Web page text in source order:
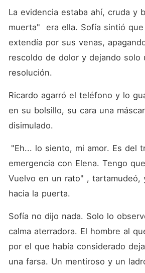
La evidencia estaba ahí, cruda y
muerta"  era ella. Sofía sintió
extendía por sus venas,
rescoldo de dolor y dejando solo
resolución.
Ricardo agarró el teléfono y lo
en su bolsillo, su cara una
disimulado.
emergencia con Elena. Tengo
Vuelvo en un rato" , tartamudeó,
hacia la puerta.
Sofía no dijo nada. Solo lo
calma aterradora. El hombre al
por el que había considerado
una farsa. Un mentiroso y un